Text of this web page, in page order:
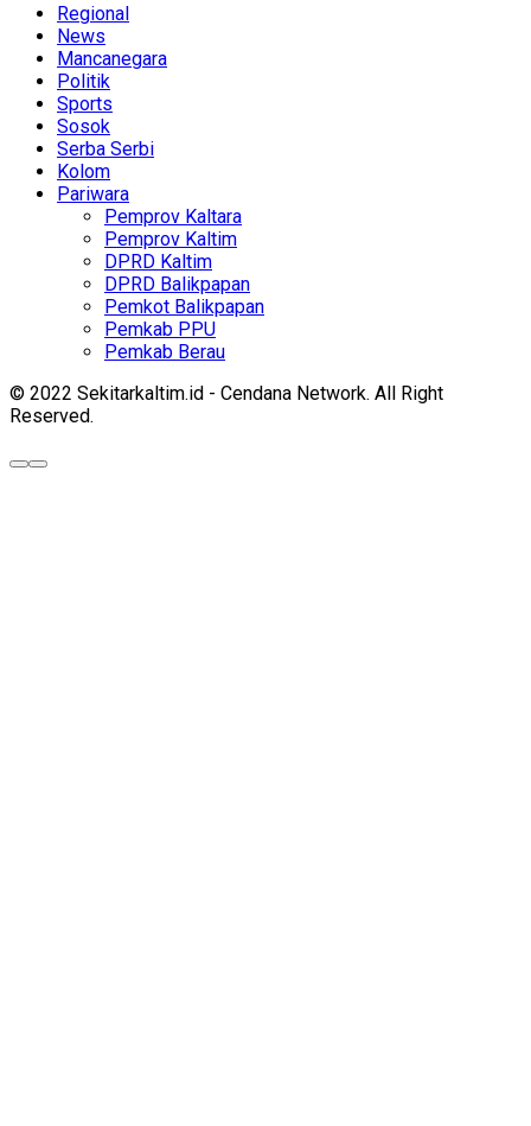
Regional
News
Mancanegara
Politik
Sports
Sosok
Serba Serbi
Kolom
Pariwara
Pemprov Kaltara
Pemprov Kaltim
DPRD Kaltim
DPRD Balikpapan
Pemkot Balikpapan
Pemkab PPU
Pemkab Berau
© 2022 Sekitarkaltim.id - Cendana Network. All Right
Reserved.